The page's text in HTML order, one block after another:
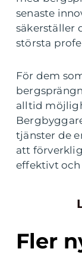
senaste
säkerställer
största
För dem
alltid
tjänster de
att
effektivt och
Fler